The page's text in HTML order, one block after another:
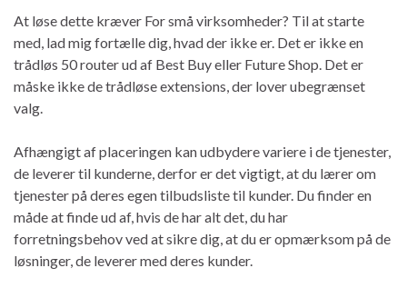
At løse dette kræver For små virksomheder? Til at starte
med, lad mig fortælle dig, hvad der ikke er. Det er ikke en
trådløs 50 router ud af Best Buy eller Future Shop. Det er
måske ikke de trådløse extensions, der lover ubegrænset
valg.
Afhængigt af placeringen kan udbydere variere i de tjenester,
de leverer til kunderne, derfor er det vigtigt, at du lærer om
tjenester på deres egen tilbudsliste til kunder. Du finder en
måde at finde ud af, hvis de har alt det, du har
forretningsbehov ved at sikre dig, at du er opmærksom på de
løsninger, de leverer med deres kunder.